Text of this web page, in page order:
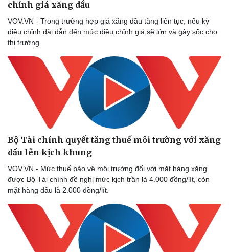
Doanh nghiệp
Thông tin doanh nghiệp
Doanh nghiệp 24h
Doanh nhân
Vì cộng đồng
Sành điệu
Tin Công nghệ
Trải nghiệm
Chuyển đổi số
chỉnh giá xăng dầu
VOV.VN - Trong trường hợp giá xăng dầu tăng liên tục, nếu kỳ
điều chỉnh dài dẫn đến mức điều chỉnh giá sẽ lớn và gây sốc cho
thị trường.
Bộ Tài chính quyết tăng thuế môi trường với xăng
dầu lên kịch khung
VOV.VN - Mức thuế bảo vệ môi trường đối với mặt hàng xăng
được Bộ Tài chính đề nghị mức kịch trần là 4.000 đồng/lít, còn
mặt hàng dầu là 2.000 đồng/lít.